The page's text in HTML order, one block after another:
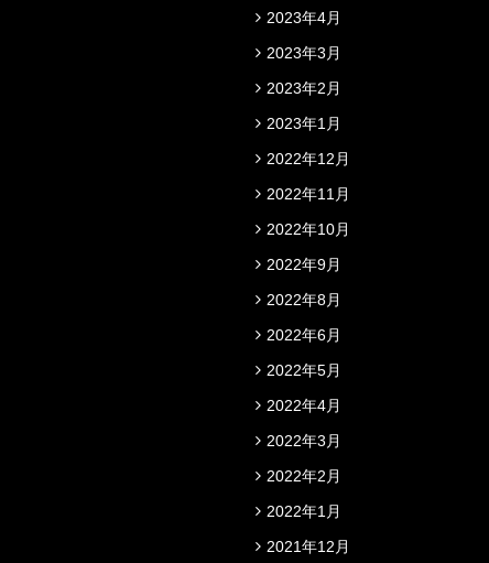
2023年4月
2023年3月
2023年2月
2023年1月
2022年12月
2022年11月
2022年10月
2022年9月
2022年8月
2022年6月
2022年5月
2022年4月
2022年3月
2022年2月
2022年1月
2021年12月